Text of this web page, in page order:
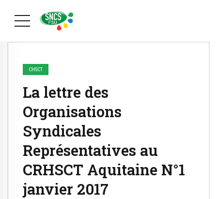
CHSCT
La lettre des
Organisations
Syndicales
Représentatives au
CRHSCT Aquitaine N°1
janvier 2017